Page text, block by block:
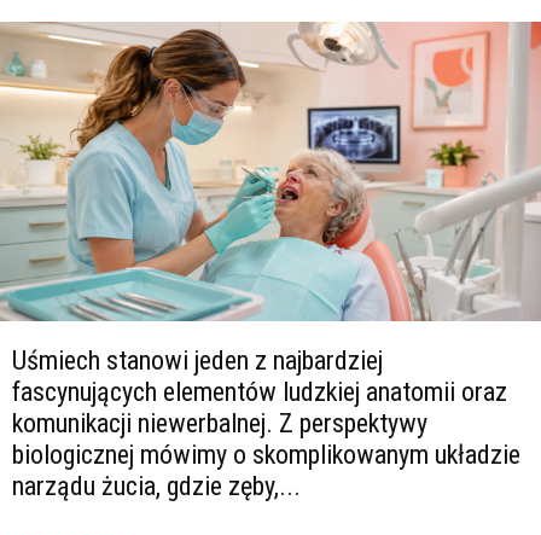
Uśmiech stanowi jeden z najbardziej
fascynujących elementów ludzkiej anatomii oraz
komunikacji niewerbalnej. Z perspektywy
biologicznej mówimy o skomplikowanym układzie
narządu żucia, gdzie zęby,...